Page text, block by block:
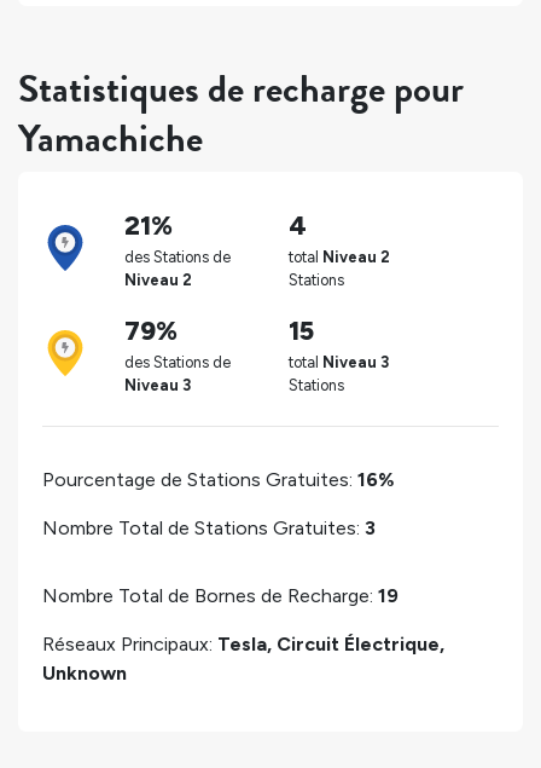
Statistiques de recharge pour
Yamachiche
21%
des Stations de
Niveau 2
4
total Niveau 2
Stations
79%
des Stations de
Niveau 3
15
total Niveau 3
Stations
Pourcentage de Stations Gratuites: 16%
Nombre Total de Stations Gratuites: 3
Nombre Total de Bornes de Recharge: 19
Réseaux Principaux: Tesla, Circuit Électrique,
Unknown